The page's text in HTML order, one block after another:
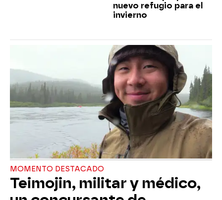
nuevo refugio para el
invierno
MOMENTO DESTACADO
Teimojin, militar y médico,